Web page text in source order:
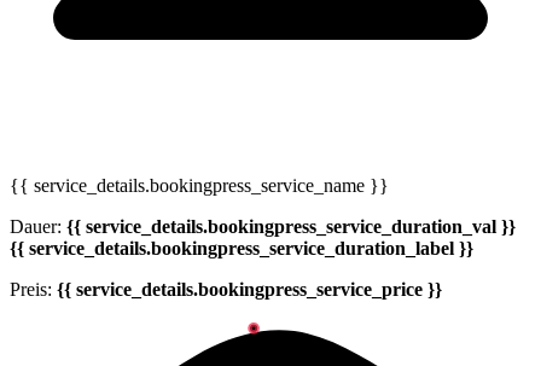
{{ service_details.bookingpress_service_name }}
Dauer: {{ service_details.bookingpress_service_duration_val }}
{{ service_details.bookingpress_service_duration_label }}
Preis: {{ service_details.bookingpress_service_price }}